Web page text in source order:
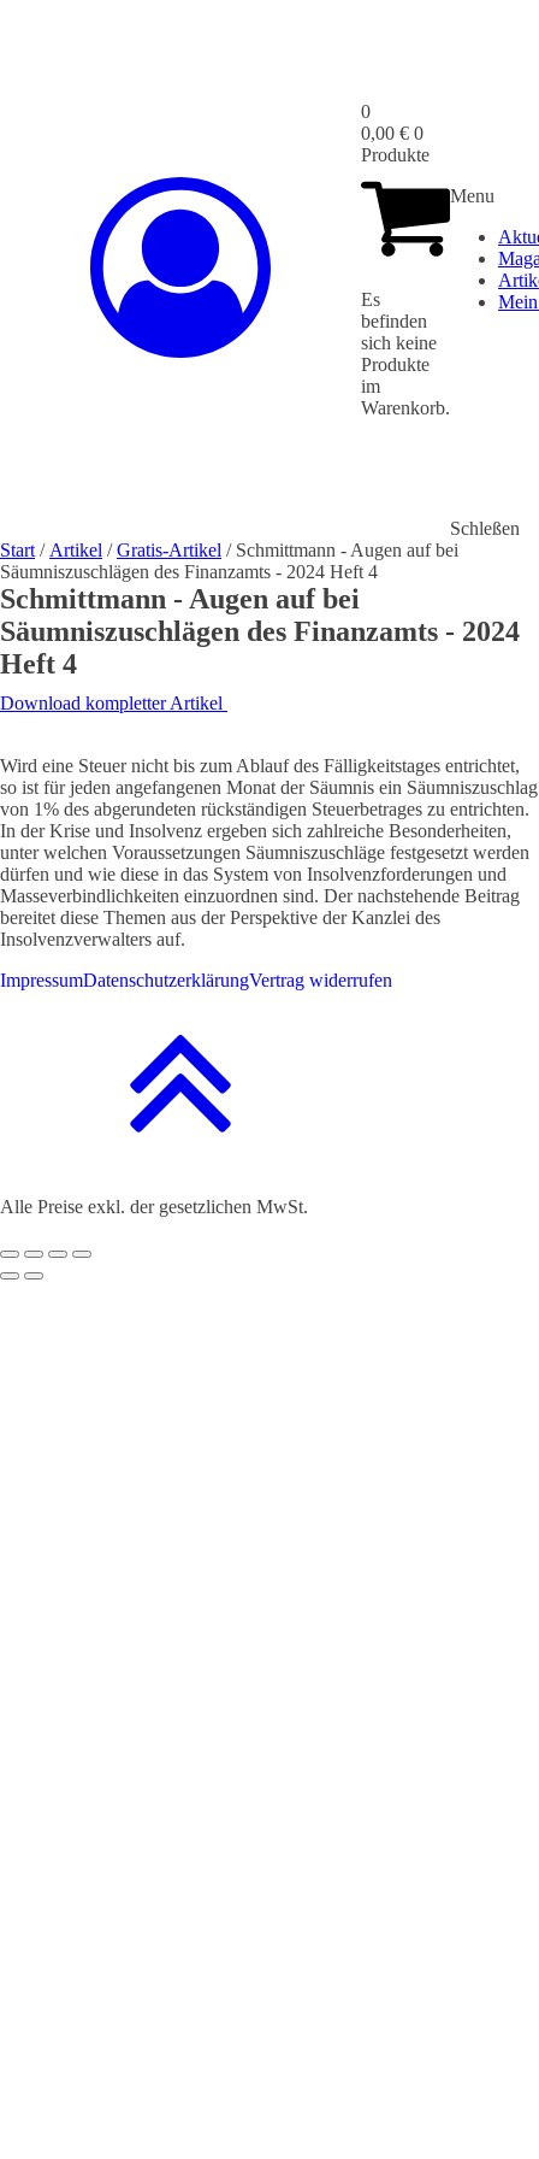
0
0,00 € 0
Produkte
Es
befinden
sich keine
Produkte
im
Warenkorb.
Menu
Schleßen
Start / Artikel /Gratis-Artikel / Schmittmann - Augen auf bei
Säumniszuschlägen des Finanzamts - 2024 Heft 4
Schmittmann - Augen auf bei
Säumniszuschlägen des Finanzamts - 2024
Heft 4
Download kompletter Artikel
Wird eine Steuer nicht bis zum Ablauf des Fälligkeitstages entrichtet,
so ist für jeden angefangenen Monat der Säumnis ein Säumniszuschlag
von 1% des abgerundeten rückständigen Steuerbetrages zu entrichten.
In der Krise und Insolvenz ergeben sich zahlreiche Besonderheiten,
unter welchen Voraussetzungen Säumniszuschläge festgesetzt werden
dürfen und wie diese in das System von Insolvenzforderungen und
Masseverbindlichkeiten einzuordnen sind. Der nachstehende Beitrag
bereitet diese Themen aus der Perspektive der Kanzlei des
Insolvenzverwalters auf.
ImpressumDatenschutzerklärungVertrag widerrufen
Alle Preise exkl. der gesetzlichen MwSt.